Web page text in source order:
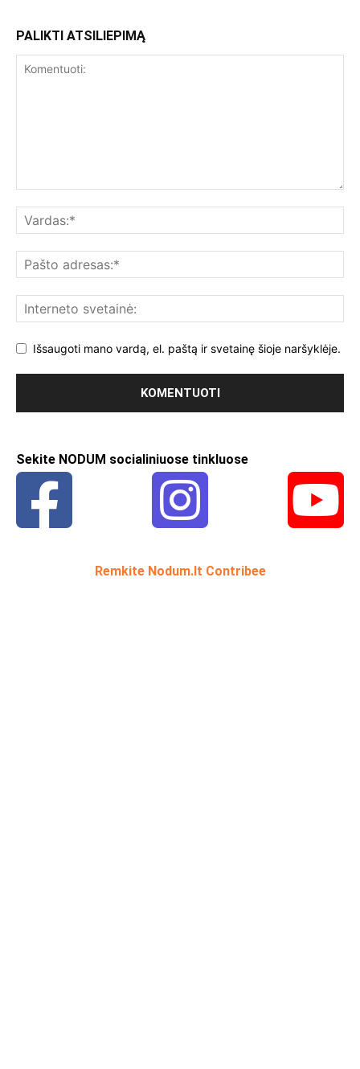
PALIKTI ATSILIEPIMĄ
Išsaugoti mano vardą, el. paštą ir svetainę šioje naršyklėje.
Sekite NODUM socialiniuose tinkluose
Remkite Nodum.lt Contribee